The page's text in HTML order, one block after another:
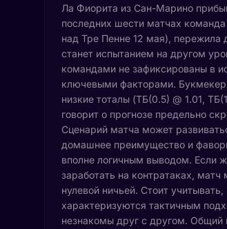
Ла Фиорита из Сан-Марино
последних шести матчах
над Тре Пенне 12 мая),
станет испытанием на другом
командами не зафиксированы в
ключевыми факторами. Букмекер
низкие тоталы (ТБ(0.5) @ 1.01,
говорит о прогнозе предельно
Сценарий матча может
домашнее преимущество и
вполне логичным выводом. Если
заработать на контратаках,
нулевой ничьей. Стоит
характеризуются тактичным
незнакомы друг с другом. Общий